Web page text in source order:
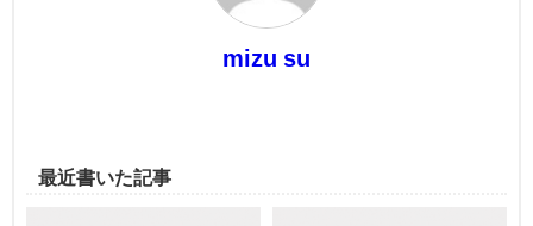
mizu su
最近書いた記事